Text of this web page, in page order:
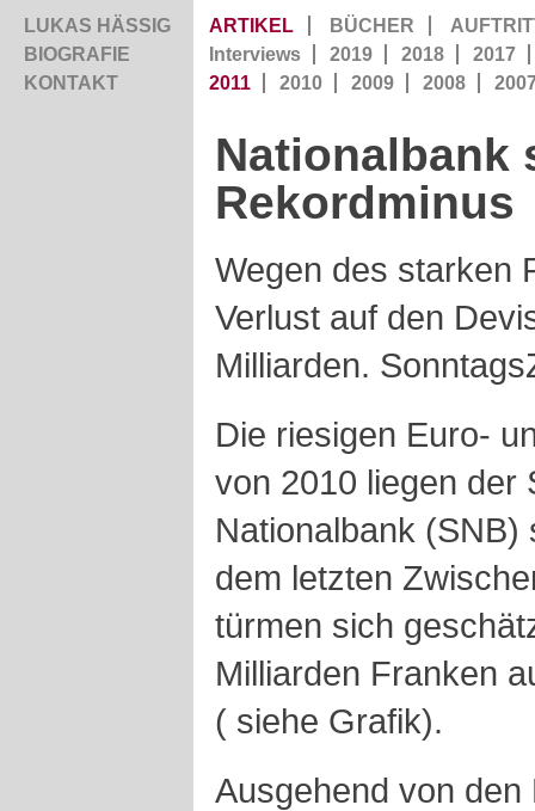
LUKAS HÄSSIG
BIOGRAFIE
KONTAKT
ARTIKEL BÜCHER
Interviews
2019 2018
2017
2011
2010 2009 2008
Nationalbank
Rekordminus
Wegen des starken
Verlust auf den
Milliarden.
Die riesigen Euro-
von 2010 liegen der
Nationalbank
dem letzten
türmen sich
Milliarden Franken
( siehe Grafik).
Ausgehend von